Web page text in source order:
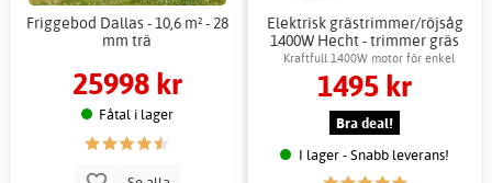
Friggebod Dallas - 10,6 m² - 28
mm trä
25998 kr
Fåtal i lager
Elektrisk grästrimmer/röjsåg
1400W Hecht - trimmer gräs
effektiv
Kraftfull 1400W motor för enkel
trädgårdsskötsel
1495 kr
Bra deal!
I lager - Snabb leverans!